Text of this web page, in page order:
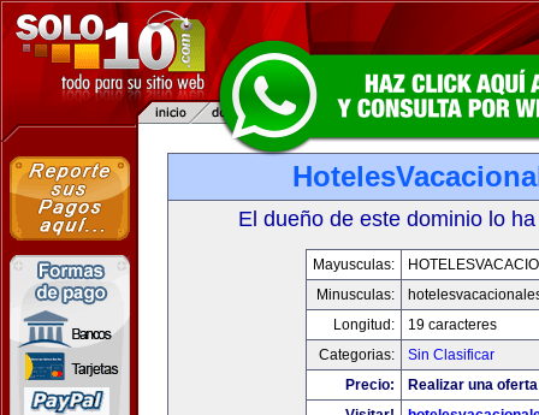
El dueño de este dominio lo
Mayusculas:
Minusculas:
Longitud:
19 caracteres
Categorias:
Sin Clasificar
Precio:
Realizar una